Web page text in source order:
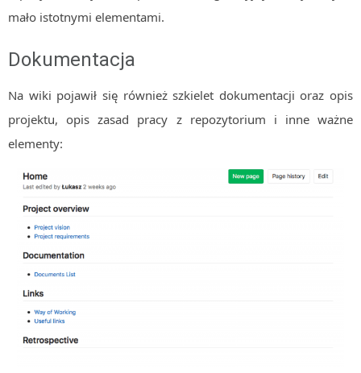
mało istotnymi elementami.
Dokumentacja
Na wiki pojawił się również szkielet dokumentacji oraz opis
projektu, opis zasad pracy z repozytorium i inne ważne
elementy: